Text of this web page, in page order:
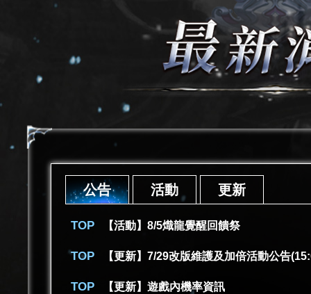
公告 活動 更新
【活動】8/5熾龍覺醒回饋祭
【更新】7/29改版維護及加倍活動公告
【更新】遊戲內機率資訊